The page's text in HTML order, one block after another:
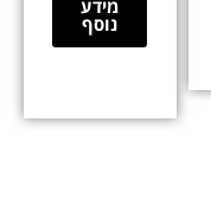
מידע
נוסף